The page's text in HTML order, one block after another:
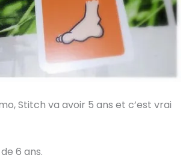
Stitch va avoir 5 ans et c’est vrai
6 ans.